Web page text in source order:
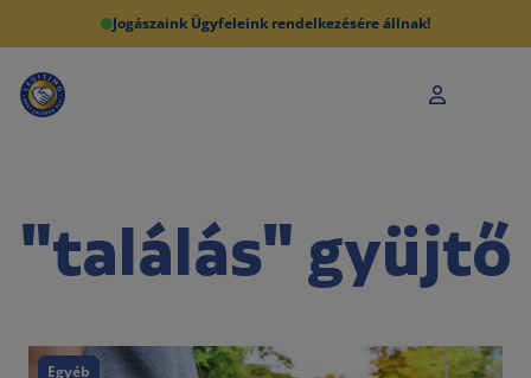
Jogászaink Ügyfeleink rendelkezésére állnak!
"találás" gyüjtő
Egyéb